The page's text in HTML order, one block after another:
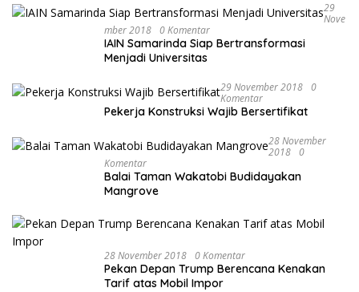
29
Nove
Mber 2018 0 Komentar
IAIN Samarinda Siap Bertransformasi
Menjadi Universitas
29 November 2018 0
Komentar
Pekerja Konstruksi Wajib Bersertifikat
28 November
2018 0
Komentar
Balai Taman Wakatobi Budidayakan
Mangrove
28 November 2018 0 Komentar
Pekan Depan Trump Berencana Kenakan
Tarif atas Mobil Impor